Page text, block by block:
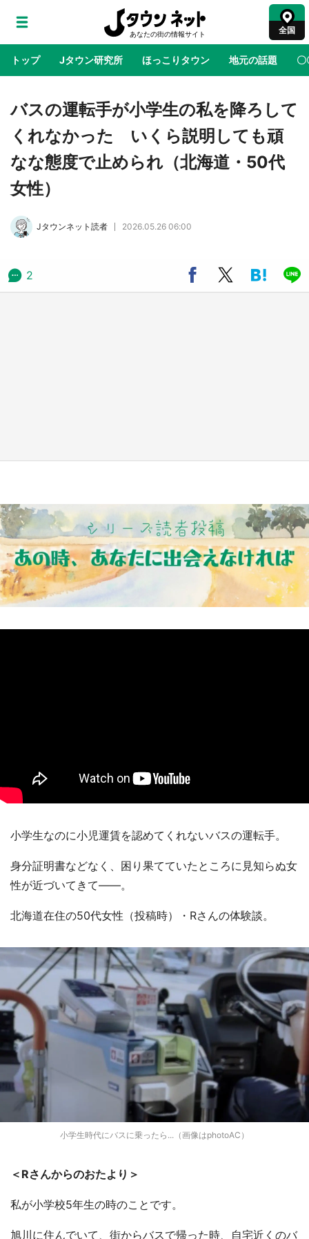
全国
トップ Jタウン研究所 ほっこりタウン 地元の話題 〇
地域×二次元 絶景 あの時はありがとう 物語がはじ
鳥取・境港「ゲゲゲの妖怪楽園」限定だった鬼
太郎グッズ買える 銀座・博品館TOY PARKへ
公式プロモ動画で「聖地」が生産されてます
『薬屋のひとりごと』の〝舞〟の世界に入り込
む 六本木ヒルズ展望台でコラボ、本邦初公開
バスの運転手が小学生の私を降ろして
くれなかった いくら説明しても頑
なな態度で止められ（北海道・50代
女性）
Jタウンネット読者 2026.05.26 06:00
2
小学生なのに小児運賃を認めてくれないバスの運転手。
身分証明書などなく、困り果てていたところに見知らぬ女
性が近づいてきて――。
北海道在住の50代女性（投稿時）・Rさんの体験談。
小学生時代にバスに乗ったら...（画像はphotoAC）
＜Rさんからのおたより＞
私が小学校5年生の時のことです。
旭川に住んでいて、街からバスで帰った時、自宅近くのバ